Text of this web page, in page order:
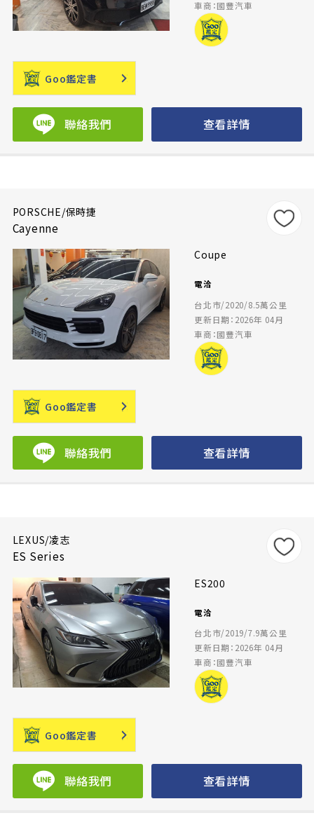
車商：國豐汽車
Goo鑑定書
聯絡我們 查看詳情
PORSCHE/保時捷
Cayenne
Coupe
電洽
台北市/2020/8.5萬公里
更新日期：2026年 04月
車商：國豐汽車
Goo鑑定書
聯絡我們 查看詳情
LEXUS/凌志
ES Series
ES200
電洽
台北市/2019/7.9萬公里
更新日期：2026年 04月
車商：國豐汽車
Goo鑑定書
聯絡我們 查看詳情